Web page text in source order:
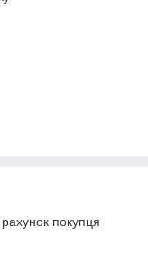
покупця